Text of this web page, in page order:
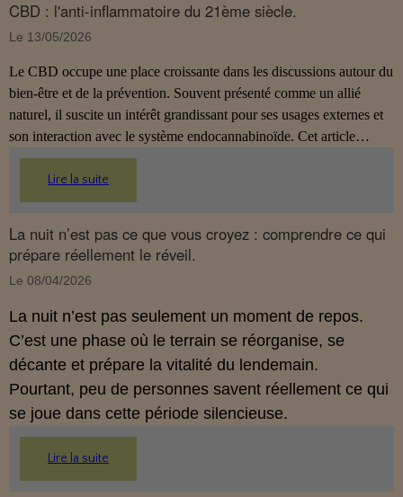
CBD : l'anti-inflammatoire du 21ème siècle.
Le 13/05/2026
Le CBD occupe une place croissante dans les discussions autour du
bien‑être et de la prévention. Souvent présenté comme un allié
naturel, il suscite un intérêt grandissant pour ses usages externes et
son interaction avec le système endocannabinoïde. Cet article
propose une mise au point claire, moderne et conforme à la
réglementation française de 2026.
Lire la suite
La nuit n’est pas ce que vous croyez : comprendre ce qui
prépare réellement le réveil.
Le 08/04/2026
La nuit n’est pas seulement un moment de repos.
C’est une phase où le terrain se réorganise, se
décante et prépare la vitalité du lendemain.
Pourtant, peu de personnes savent réellement ce qui
se joue dans cette période silencieuse.
Lire la suite